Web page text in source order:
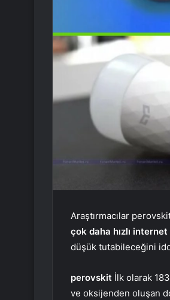
Araştırmacılar
çok daha hızlı
düşük tutabileceğini
perovskit İlk olarak
ve oksijenden oluşan